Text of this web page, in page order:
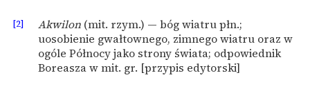
[2] Akwilon (mit. rzym.) — bóg wiatru płn.;
uosobienie gwałtownego, zimnego wiatru oraz w
ogóle Północy jako strony świata; odpowiednik
Boreasza w mit. gr. [przypis edytorski]